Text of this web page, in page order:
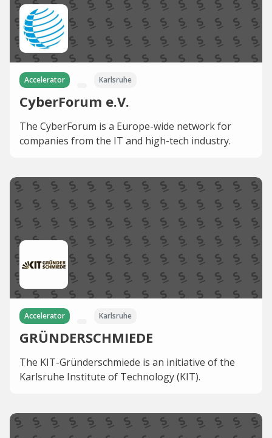
Accelerator Karlsruhe
CyberForum e.V.
The CyberForum is a Europe-wide network for
companies from the IT and high-tech industry.
Accelerator Karlsruhe
GRÜNDERSCHMIEDE
The KIT-Gründerschmiede is an initiative of the
Karlsruhe Institute of Technology (KIT).